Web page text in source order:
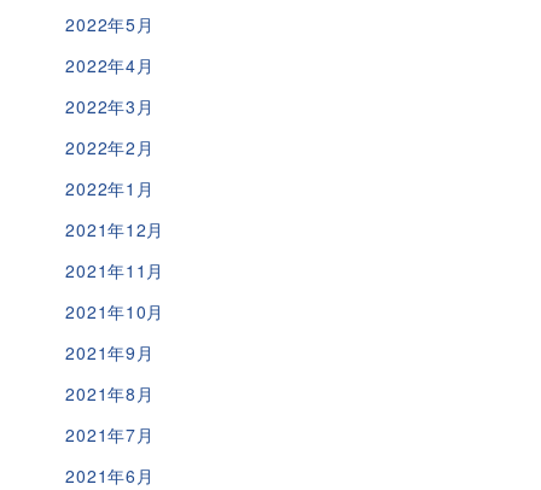
2022年5月
2022年4月
2022年3月
2022年2月
2022年1月
2021年12月
2021年11月
2021年10月
2021年9月
2021年8月
2021年7月
2021年6月